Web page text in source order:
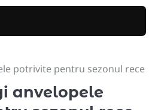
potrivite pentru sezonul rece
anvelopele